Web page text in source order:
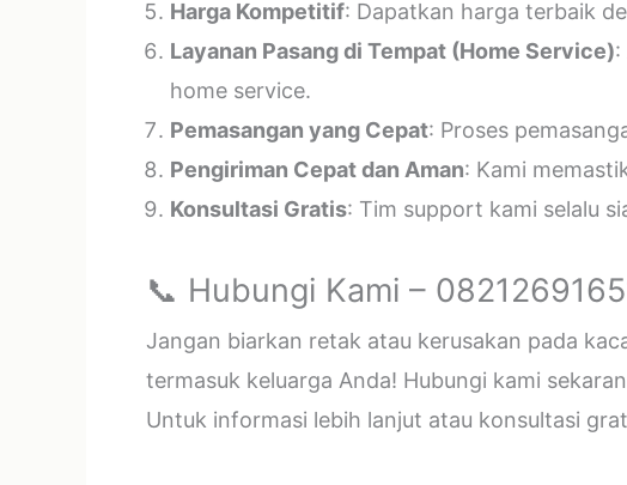
Harga Kompetitif: Dapatkan harga terbaik
Layanan Pasang di Tempat (Home Service):
home service.
Pemasangan yang Cepat: Proses
Pengiriman Cepat dan Aman: Kami
Konsultasi Gratis: Tim support kami selalu
📞 Hubungi Kami –
Jangan biarkan retak atau kerusakan pada
termasuk keluarga Anda! Hubungi kami
Untuk informasi lebih lanjut atau konsultasi